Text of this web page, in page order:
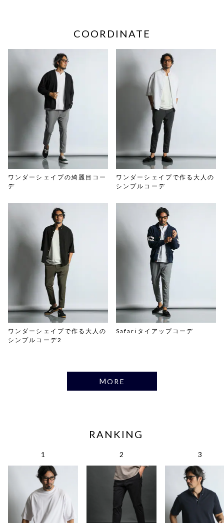
COORDINATE
ワンダーシェイプの綺麗目コー
デ
ワンダーシェイプで作る大人の
シンプルコーデ
ワンダーシェイプで作る大人の
シンプルコーデ2
Safariタイアップコーデ
MORE
RANKING